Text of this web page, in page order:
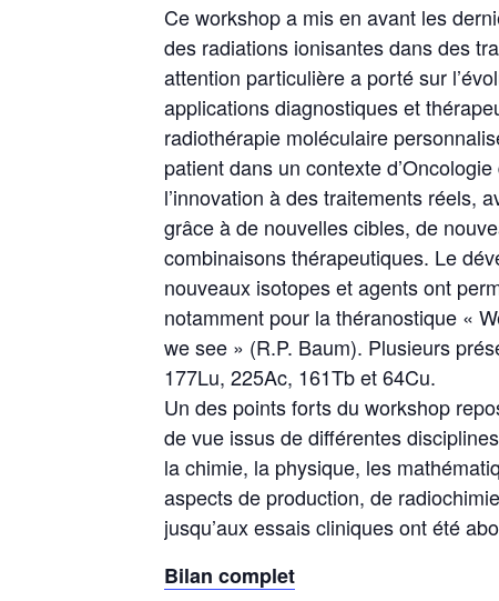
Ce workshop a mis en avant les
des radiations ionisantes dans des
attention particulière a porté sur
applications diagnostiques et
radiothérapie moléculaire
patient dans un contexte
l’innovation à des traitements réels,
grâce à de nouvelles cibles, de
combinaisons thérapeutiques. Le
nouveaux isotopes et agents ont
notamment pour la théranostique «
we see » (R.P. Baum). Plusieurs
177Lu, 225Ac, 161Tb et 64Cu.
Un des points forts du workshop
de vue issus de différentes
la chimie, la physique, les
aspects de production, de
jusqu’aux essais cliniques ont été
Bilan complet